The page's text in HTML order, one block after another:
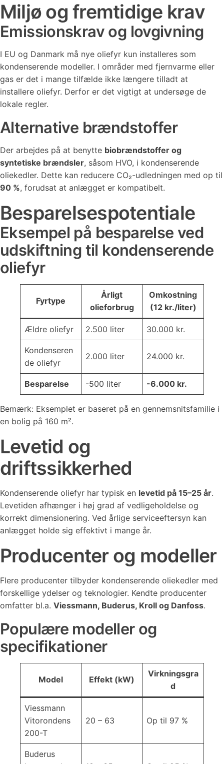
Miljø og fremtidige krav
Emissionskrav og lovgivning
I EU og Danmark må nye oliefyr kun installeres som
kondenserende modeller. I områder med fjernvarme eller
gas er det i mange tilfælde ikke længere tilladt at
installere oliefyr. Derfor er det vigtigt at undersøge de
lokale regler.
Alternative brændstoffer
Der arbejdes på at benytte biobrændstoffer og
syntetiske brændsler, såsom HVO, i kondenserende
oliekedler. Dette kan reducere CO₂-udledningen med op til
90 %, forudsat at anlægget er kompatibelt.
Besparelsespotentiale
Eksempel på besparelse ved
udskiftning til kondenserende
oliefyr
Fyrtype
Årligt
olieforbrug
Omkostning
(12 kr./liter)
Ældre oliefyr 2.500 liter 30.000 kr.
Kondenseren
de oliefyr
2.000 liter 24.000 kr.
Besparelse -500 liter -6.000 kr.
Bemærk: Eksemplet er baseret på en gennemsnitsfamilie i
en bolig på 160 m².
Levetid og
driftssikkerhed
Kondenserende oliefyr har typisk en levetid på 15–25 år.
Levetiden afhænger i høj grad af vedligeholdelse og
korrekt dimensionering. Ved årlige serviceeftersyn kan
anlægget holde sig effektivt i mange år.
Producenter og modeller
Flere producenter tilbyder kondenserende oliekedler med
forskellige ydelser og teknologier. Kendte producenter
omfatter bl.a. Viessmann, Buderus, Kroll og Danfoss.
Populære modeller og
specifikationer
Model Effekt (kW)
Virkningsgra
d
Viessmann
Vitorondens
200-T
20 – 63 Op til 97 %
Buderus